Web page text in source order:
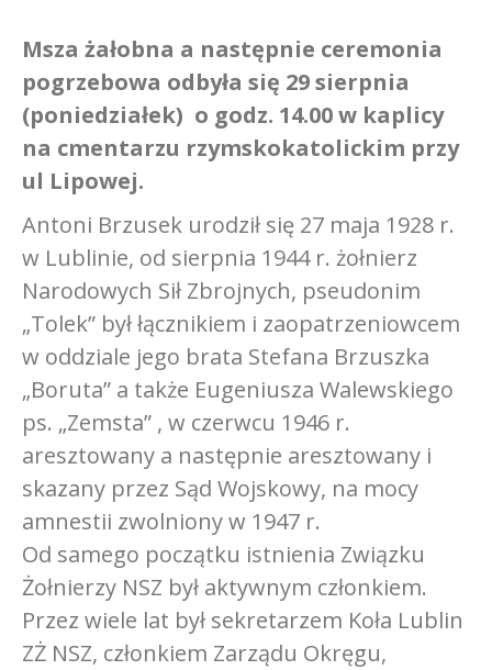
Msza żałobna a następnie ceremonia
pogrzebowa odbyła się 29 sierpnia
(poniedziałek) o godz. 14.00 w kaplicy
na cmentarzu rzymskokatolickim przy
ul Lipowej.
Antoni Brzusek urodził się 27 maja 1928 r.
w Lublinie, od sierpnia 1944 r. żołnierz
Narodowych Sił Zbrojnych, pseudonim
„Tolek” był łącznikiem i zaopatrzeniowcem
w oddziale jego brata Stefana Brzuszka
„Boruta” a także Eugeniusza Walewskiego
ps. „Zemsta” , w czerwcu 1946 r.
aresztowany a następnie aresztowany i
skazany przez Sąd Wojskowy, na mocy
amnestii zwolniony w 1947 r.
Od samego początku istnienia Związku
Żołnierzy NSZ był aktywnym członkiem.
Przez wiele lat był sekretarzem Koła Lublin
ZŻ NSZ, członkiem Zarządu Okręgu,